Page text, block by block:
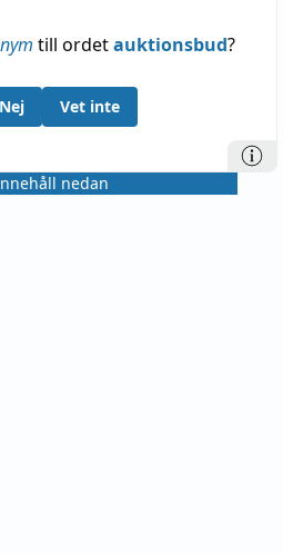
till ordetauktionsbud?
Nej Vet inte
nedan